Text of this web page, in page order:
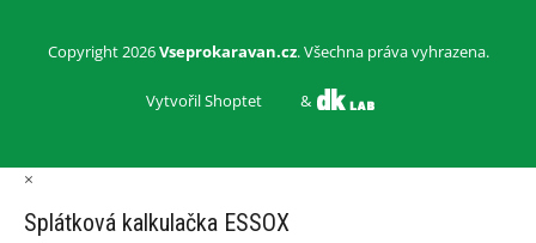
Vytvořil Shoptet &
Copyright 2026Vseprokaravan.cz. Všechna práva vyhrazena.
×
Splátková kalkulačka ESSOX